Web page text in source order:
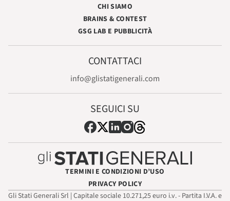
CHI SIAMO
BRAINS & CONTEST
GSG LAB E PUBBLICITÀ
CONTATTACI
info@glistatigenerali.com
SEGUICI SU
TERMINI E CONDIZIONI D’USO
PRIVACY POLICY
Gli Stati Generali Srl | Capitale sociale 10.271,25 euro i.v. - Partita I.V.A. e